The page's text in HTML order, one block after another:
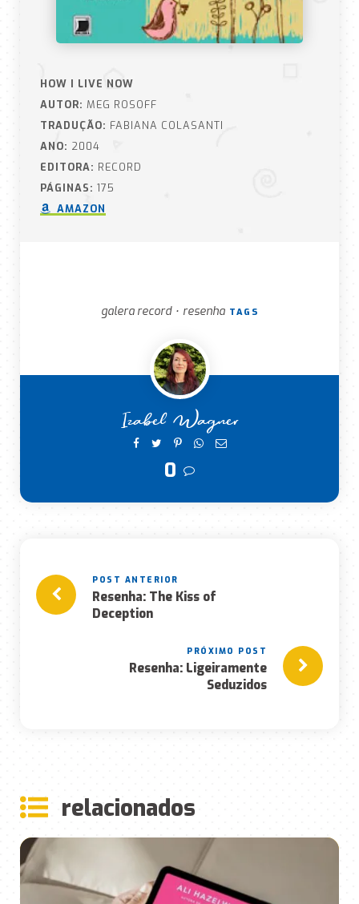
HOW I LIVE NOW
AUTOR: MEG ROSOFF
TRADUÇÃO: FABIANA COLASANTI
ANO: 2004
EDITORA: RECORD
PÁGINAS: 175
AMAZON
galera record • resenha TAGS
Izabel Wagner
0
Resenha: The Kiss of
Deception
Resenha: Ligeiramente
Seduzidos
relacionados